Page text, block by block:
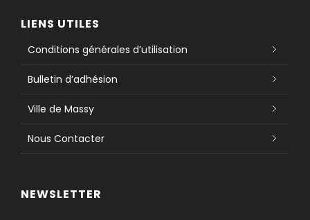
LIENS UTILES
Conditions générales d’utilisation
Bulletin d’adhésion
Ville de Massy
Nous Contacter
NEWSLETTER